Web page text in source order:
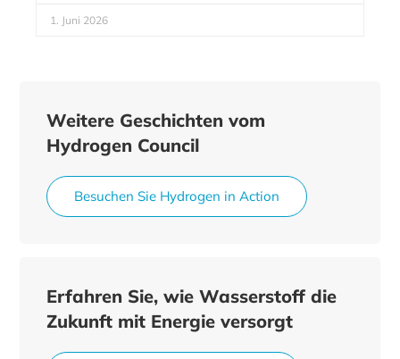
1. Juni 2026
Weitere Geschichten vom
Hydrogen Council
Besuchen Sie Hydrogen in Action
Erfahren Sie, wie Wasserstoff die
Zukunft mit Energie versorgt